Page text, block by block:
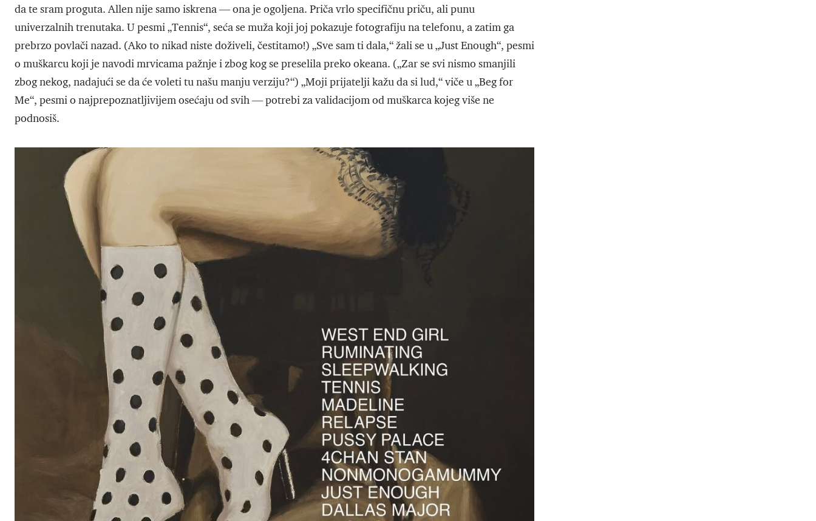
da te sram proguta. Allen nije samo iskrena — ona je ogoljena. Priča vrlo specifičnu priču, ali punu
univerzalnih trenutaka. U pesmi „Tennis“, seća se muža koji joj pokazuje fotografiju na telefonu, a zatim ga
prebrzo povlači nazad. (Ako to nikad niste doživeli, čestitamo!) „Sve sam ti dala,“ žali se u „Just Enough“, pesmi
o muškarcu koji je navodi mrvicama pažnje i zbog kog se preselila preko okeana. („Zar se svi nismo smanjili
zbog nekog, nadajući se da će voleti tu našu manju verziju?“) „Moji prijatelji kažu da si lud,“ viče u „Beg for
Me“, pesmi o najprepoznatljivijem osećaju od svih — potrebi za validacijom od muškarca kojeg više ne
podnosiš.